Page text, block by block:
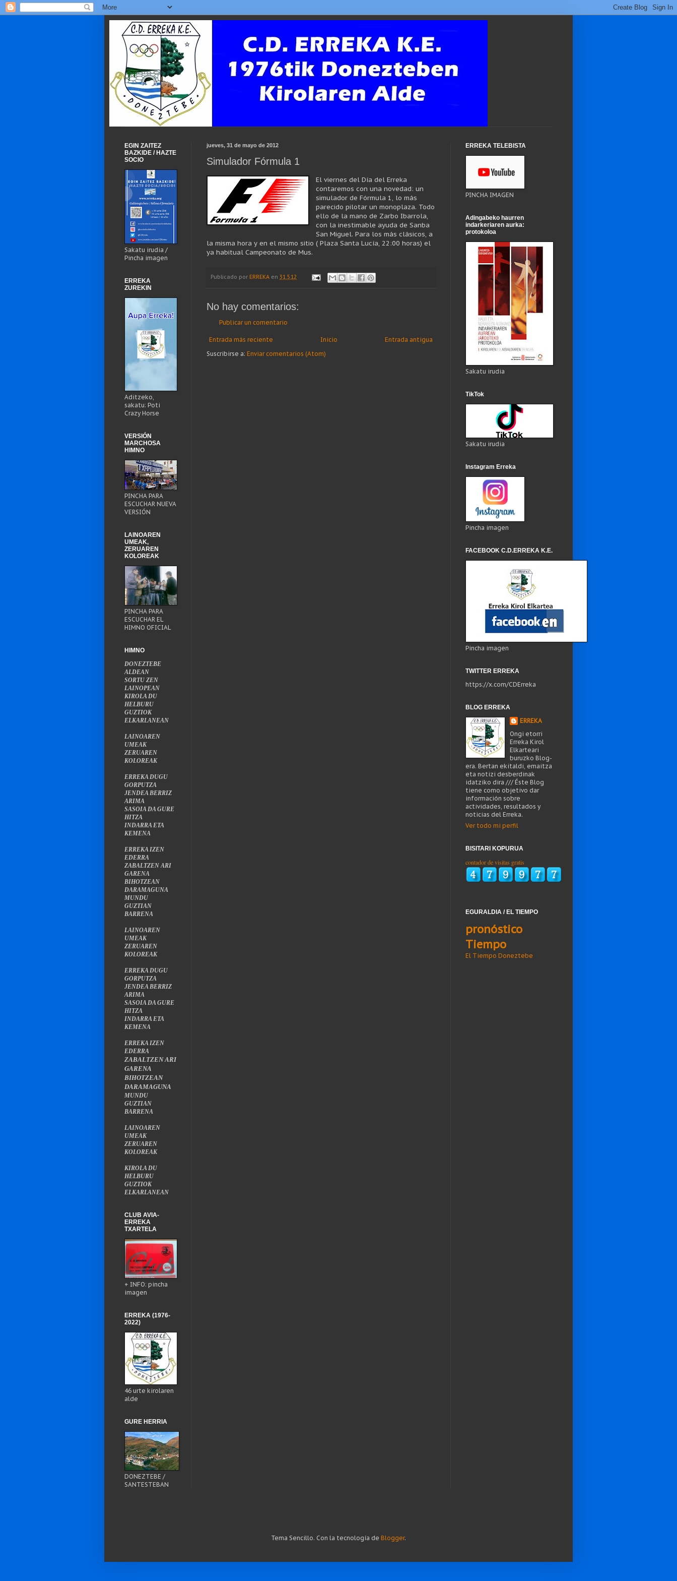
jueves, 31 de mayo de 2012
Simulador Fórmula 1
El viernes del Día del Erreka
contaremos con una novedad: un
simulador de Fórmula 1, lo más
parecido pilotar un monoplaza. Todo
ello de la mano de Zarbo Ibarrola,
con la inestimable ayuda de Sanba
San Miguel. Para los más clásicos, a
la misma hora y en el mismo sitio ( Plaza Santa Lucía, 22:00 horas) el
ya habitual Campeonato de Mus.
Publicado por ERREKA en 31.5.12
No hay comentarios:
Publicar un comentario
Entrada más reciente Entrada antigua
Inicio
Suscribirse a: Enviar comentarios (Atom)
EGIN ZAITEZ
BAZKIDE / HAZTE
SOCIO
Sakatu irudia /
Pincha imagen
ERREKA
ZUREKIN
Aditzeko,
sakatu: Poti
Crazy Horse
VERSIÓN
MARCHOSA
HIMNO
PINCHA PARA
ESCUCHAR NUEVA
VERSIÓN
LAINOAREN
UMEAK,
ZERUAREN
KOLOREAK
PINCHA PARA
ESCUCHAR EL
HIMNO OFICIAL
HIMNO
DONEZTEBE
ALDEAN
SORTU ZEN
LAINOPEAN
KIROLA DU
HELBURU
GUZTIOK
ELKARLANEAN
LAINOAREN
UMEAK
ZERUAREN
KOLOREAK
ERREKA DUGU
GORPUTZA
JENDEA BERRIZ
ARIMA
SASOIA DA GURE
HITZA
INDARRA ETA
KEMENA
ERREKA IZEN
EDERRA
ZABALTZEN ARI
GARENA
BIHOTZEAN
DARAMAGUNA
MUNDU
GUZTIAN
BARRENA
LAINOAREN
UMEAK
ZERUAREN
KOLOREAK
ERREKA DUGU
GORPUTZA
JENDEA BERRIZ
ARIMA
SASOIA DA GURE
HITZA
INDARRA ETA
KEMENA
ERREKA IZEN
EDERRA
ZABALTZEN ARI
GARENA
BIHOTZEAN
DARAMAGUNA
MUNDU
GUZTIAN
BARRENA
LAINOAREN
UMEAK
ZERUAREN
KOLOREAK
KIROLA DU
HELBURU
GUZTIOK
ELKARLANEAN
CLUB AVIA-
ERREKA
TXARTELA
+ INFO: pincha
imagen
ERREKA (1976-
2022)
46 urte kirolaren
alde
GURE HERRIA
DONEZTEBE /
SANTESTEBAN
ERREKA TELEBISTA
PINCHA IMAGEN
Adingabeko haurren
indarkeriaren aurka:
protokoloa
Sakatu irudia
TikTok
Sakatu irudia
Instagram Erreka
Pincha imagen
FACEBOOK C.D.ERREKA K.E.
Pincha imagen
TWITTER ERREKA
https://x.com/CDErreka
BLOG ERREKA
ERREKA
Ongi etorri
Erreka Kirol
Elkarteari
buruzko Blog-
era. Bertan ekitaldi, emaitza
eta notizi desberdinak
idatziko dira /// Éste Blog
tiene como objetivo dar
información sobre
actividades, resultados y
noticias del Erreka.
Ver todo mi perfil
BISITARI KOPURUA
contador de visitas gratis
EGURALDIA / EL TIEMPO
pronóstico
Tiempo
El Tiempo Doneztebe
Tema Sencillo. Con la tecnología de Blogger.